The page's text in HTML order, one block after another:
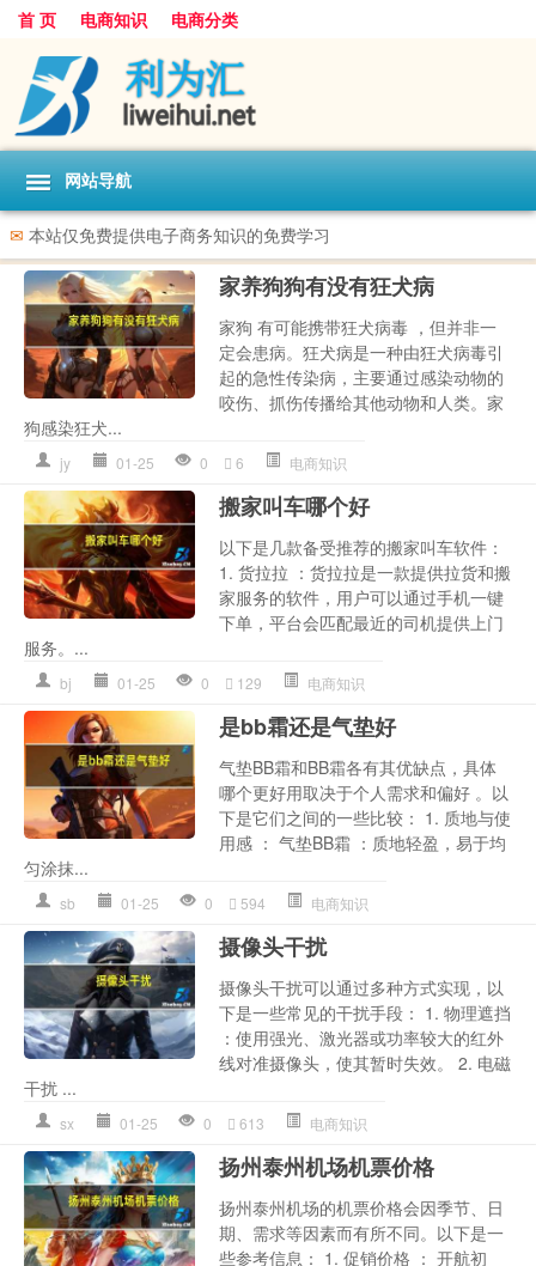
首 页 电商知识 电商分类
网站导航
✉ 本站仅免费提供电子商务知识的免费学习
家养狗狗有没有狂犬病
家狗 有可能携带狂犬病毒 ，但并非一
定会患病。狂犬病是一种由狂犬病毒引
起的急性传染病，主要通过感染动物的
咬伤、抓伤传播给其他动物和人类。家
狗感染狂犬...
jy 01-25 0 6 电商知识
搬家叫车哪个好
以下是几款备受推荐的搬家叫车软件：
1. 货拉拉 ：货拉拉是一款提供拉货和搬
家服务的软件，用户可以通过手机一键
下单，平台会匹配最近的司机提供上门
服务。...
bj 01-25 0 129 电商知识
是bb霜还是气垫好
气垫BB霜和BB霜各有其优缺点，具体
哪个更好用取决于个人需求和偏好 。以
下是它们之间的一些比较： 1. 质地与使
用感 ： 气垫BB霜 ：质地轻盈，易于均
匀涂抹...
sb 01-25 0 594 电商知识
摄像头干扰
摄像头干扰可以通过多种方式实现，以
下是一些常见的干扰手段： 1. 物理遮挡
：使用强光、激光器或功率较大的红外
线对准摄像头，使其暂时失效。 2. 电磁
干扰 ...
sx 01-25 0 613 电商知识
扬州泰州机场机票价格
扬州泰州机场的机票价格会因季节、日
期、需求等因素而有所不同。以下是一
些参考信息： 1. 促销价格 ： 开航初